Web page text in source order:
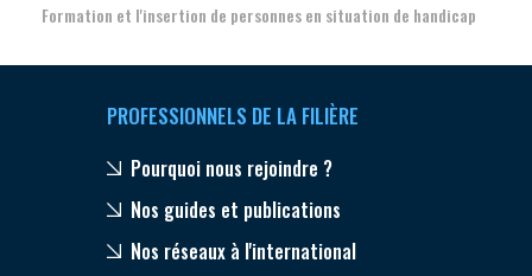
Formation et l'insertion de personnes en situation de handicap
PROFESSIONNELS DE LA FILIÈRE
Pourquoi nous rejoindre ?
Nos guides et publications
Nos réseaux à l'international